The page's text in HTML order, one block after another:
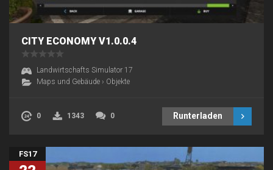
CITY ECONOMY V1.0.0.4
Landwirtschafts Simulator 17
Maps und Gebäude › Objekte
0 1343 0 Runterladen
FS17